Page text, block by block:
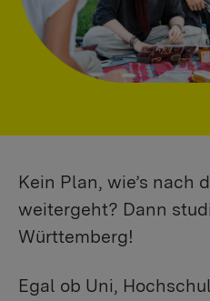
Kein Plan, wie’s nach
weitergeht? Dann
Württemberg!
Egal ob Uni,